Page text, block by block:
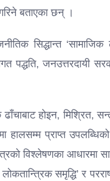
बताएका छन् ।
सिद्धान्त
पद्धति, जनउत्तरदायी
होइन, मिश्रित,
हालसम्म प्राप्त
विश्लेषणका आधारमा
समृद्धि’ र